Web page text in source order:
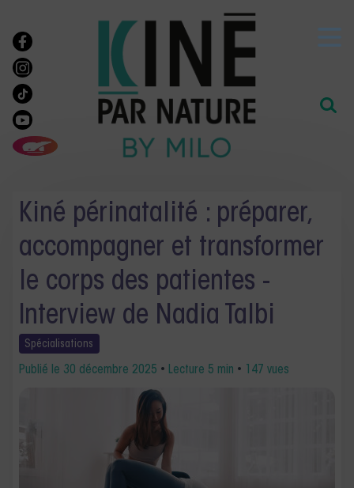
Kiné périnatalité : préparer,
accompagner et transformer
le corps des patientes -
Interview de Nadia Talbi
Spécialisations
Publié le 30 décembre 2025 • Lecture 5 min • 147 vues